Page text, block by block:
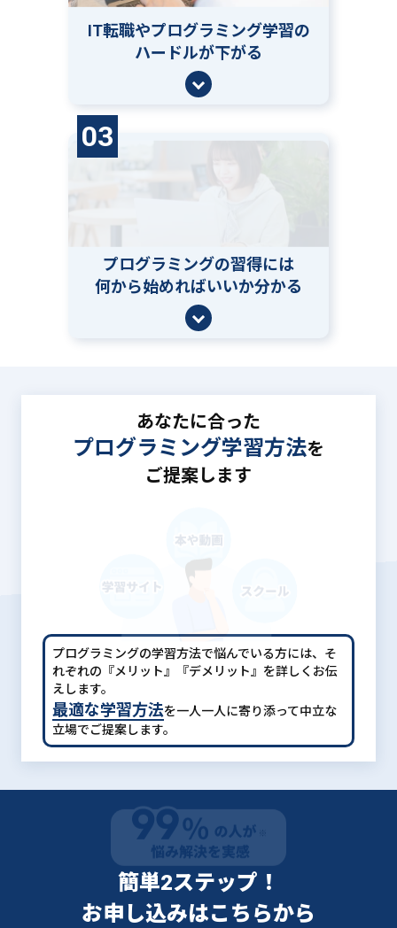
IT転職やプログラミング学習の
ハードルが下がる
03
プログラミングの習得には
何から始めればいいか分かる
あなたに合った
プログラミング学習方法を
ご提案します
プログラミングの学習方法で悩んでいる方には、 そ
れぞれの『メリット』『デメリット』を詳しくお伝
えします。
最適な学習方法を一人一人に寄り添って中立な
立場でご提案します。
簡単2ステップ！
お申し込みはこちらから